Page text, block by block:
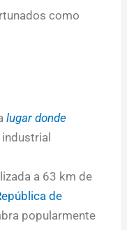
como
lugar donde
industrial
a 63 km de
de
popularmente